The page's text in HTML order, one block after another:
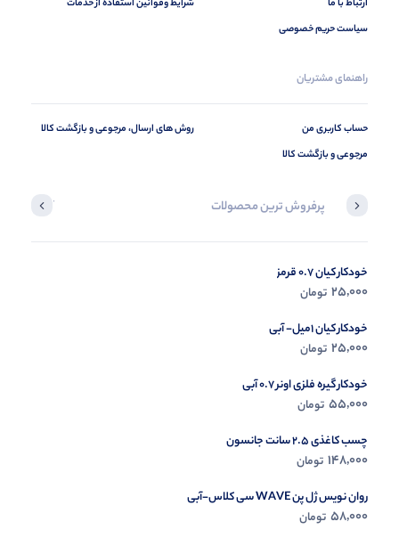
ارتباط با ما
سیاست حریم خصوصی
شرایط وقوانین استفاده از خدمات
راهنمای مشتریان
حساب کاربری من
مرجوعی و بازگشت کالا
روش های ارسال، مرجوعی و بازگشت کالا
پرفروش ترین محصولات آخرین
خودکار کیان 0.7 قرمز
25,000 تومان
خودکار کیان 1میل- آبی
25,000 تومان
خودکار گیره فلزی اونر 0.7 آبی
55,000 تومان
چسب کاغذی 2.5 سانت جانسون
148,000 تومان
روان نویس ژل پن WAVE سی کلاس-آبی
58,000 تومان